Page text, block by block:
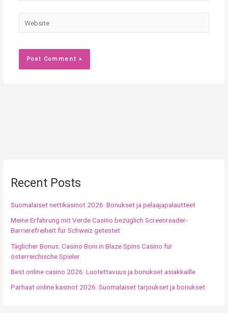
Website
Recent Posts
Suomalaiset nettikasinot 2026: Bonukset ja pelaajapalautteet
Meine Erfahrung mit Verde Casino bezüglich Screenreader-
Barrierefreiheit für Schweiz getestet
Täglicher Bonus: Casino Boni in Blaze Spins Casino für
österreichische Spieler
Best online casino 2026: Luotettavuus ja bonukset asiakkaille
Parhaat online kasinot 2026: Suomalaiset tarjoukset ja bonukset